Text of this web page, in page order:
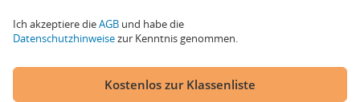
Ich akzeptiere dieAGB und habe die
Datenschutzhinweisezur Kenntnis genommen.
Kostenlos zur Klassenliste